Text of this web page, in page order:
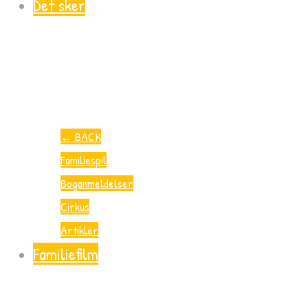
Det sker
← BACK
Familiespil
Boganmeldelser
Cirkus
Artikler
Familiefilm